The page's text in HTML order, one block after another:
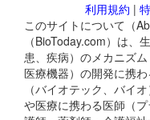
利用規約 |
このサイトについて（
（BioToday.com）は、
患、疾病）のメカニズム
医療機器）の開発に携
（バイオテック、バイ
や医療に携わる医師（